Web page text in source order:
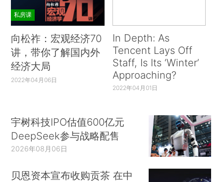
私房课
向松祚：宏观经济70
讲，带你了解国内外
经济大局
2022年04月06日
In Depth: As
Tencent Lays Off
Staff, Is Its ‘Winter’
Approaching?
2022年04月01日
宇树科技IPO估值600亿元
DeepSeek参与战略配售
2026年08月06日
贝恩资本宣布收购贡茶 在中